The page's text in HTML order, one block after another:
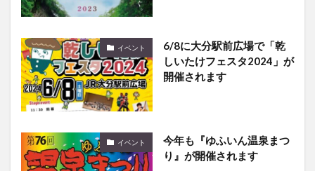
イベント
6/8に大分駅前広場で「乾
しいたけフェスタ2024」が
開催されます
イベント
今年も『ゆふいん温泉まつ
り』が開催されます